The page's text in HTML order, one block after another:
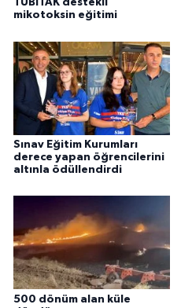
TÜBİTAK destekli
mikotoksin eğitimi
Sınav Eğitim Kurumları
derece yapan öğrencilerini
altınla ödüllendirdi
500 dönüm alan küle